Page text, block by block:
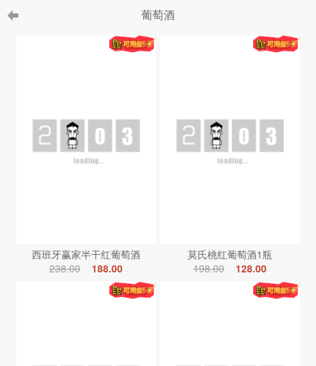
葡萄酒
西班牙赢家半干红葡萄酒
238.00
188.00
莫氏桃红葡萄酒1瓶
198.00
128.00